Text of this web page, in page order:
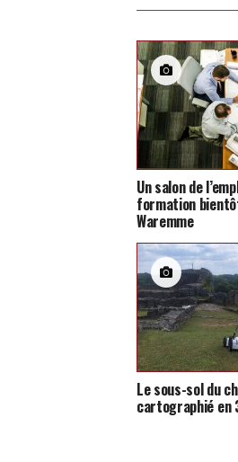
Un salon de
formation
Waremme
Le sous-sol du
cartographié en